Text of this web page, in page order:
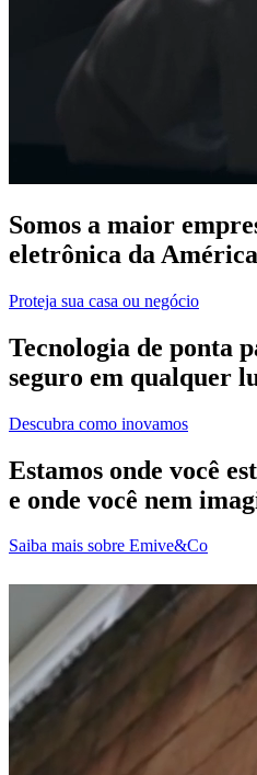
Somos a maior
eletrônica da
Proteja sua casa ou negócio
Tecnologia de ponta
seguro em qualquer
Descubra como inovamos
Estamos onde você
e onde você nem
Saiba mais sobre Emive&Co